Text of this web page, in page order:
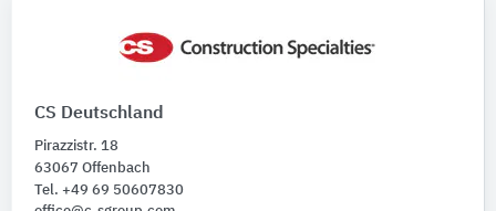
CS Deutschland
Pirazzistr. 18
63067 Offenbach
Tel. +49 69 50607830